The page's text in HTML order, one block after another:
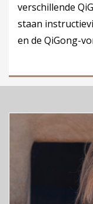
verschillende
staan
en de QiGong-